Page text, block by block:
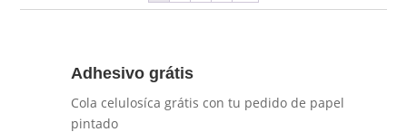
Adhesivo grátis
Cola celulosíca grátis con tu pedido de papel
pintado